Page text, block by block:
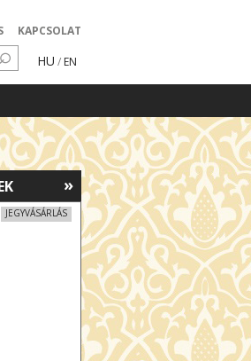
KAPCSOLAT
HU / EN
»
JEGYVÁSÁRLÁS